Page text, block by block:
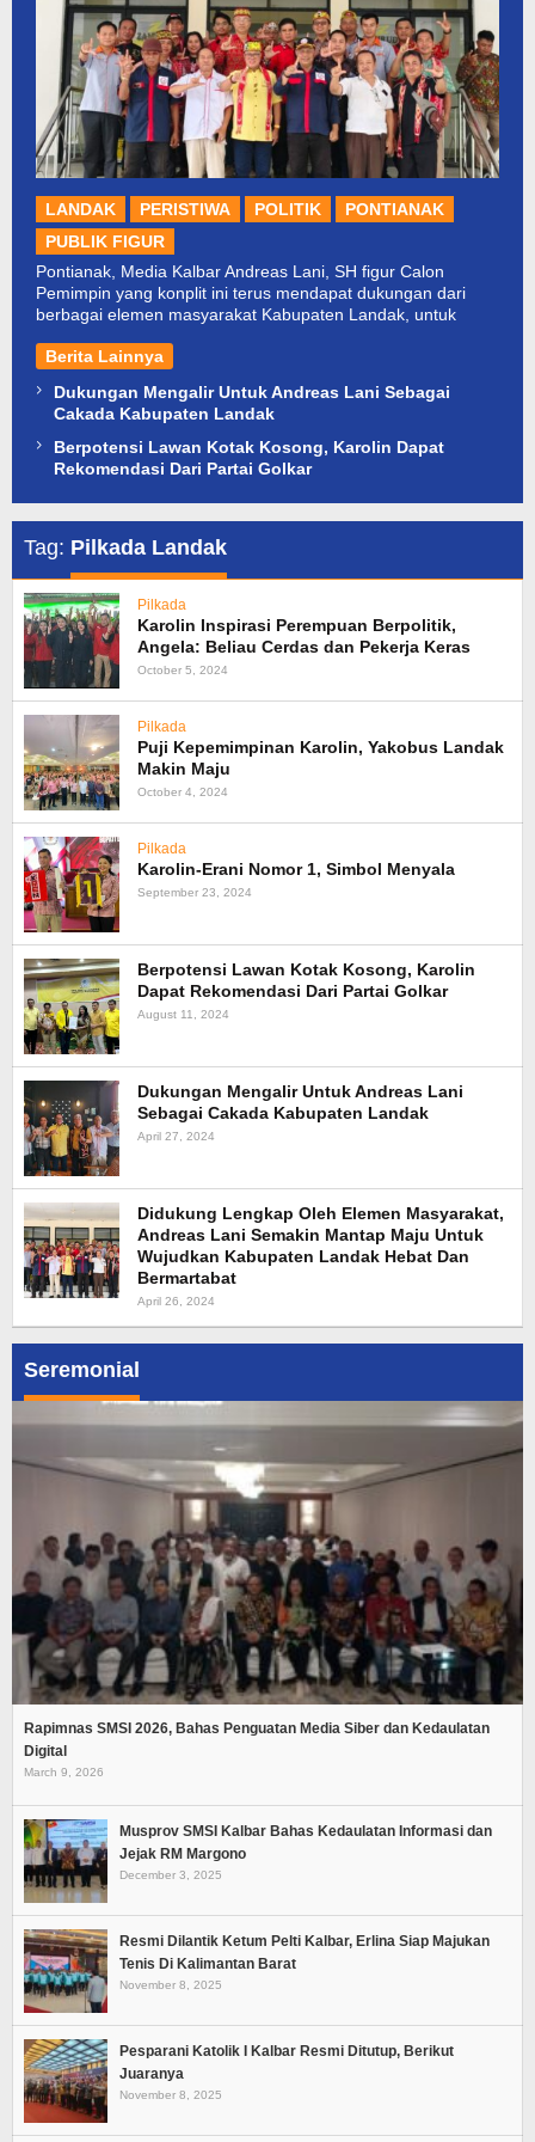
LANDAK PERISTIWA POLITIK
PONTIANAK
PUBLIK FIGUR
Pontianak, Media Kalbar Andreas Lani, SH figur Calon
Pemimpin yang konplit ini terus mendapat dukungan dari
berbagai elemen masyarakat Kabupaten Landak, untuk
Berita Lainnya
Dukungan Mengalir Untuk Andreas Lani Sebagai
Cakada Kabupaten Landak
Berpotensi Lawan Kotak Kosong, Karolin Dapat
Rekomendasi Dari Partai Golkar
Seremonial
Rapimnas SMSI 2026, Bahas Penguatan Media Siber dan Kedaulatan
Digital
March 9, 2026
Musprov SMSI Kalbar Bahas Kedaulatan Informasi dan
Jejak RM Margono
December 3, 2025
Resmi Dilantik Ketum Pelti Kalbar, Erlina Siap Majukan
Tenis Di Kalimantan Barat
November 8, 2025
Pesparani Katolik I Kalbar Resmi Ditutup, Berikut
Juaranya
November 8, 2025
Tag: Pilkada Landak
Pilkada
Karolin Inspirasi Perempuan Berpolitik,
Angela: Beliau Cerdas dan Pekerja Keras
October 5, 2024
Pilkada
Puji Kepemimpinan Karolin, Yakobus Landak
Makin Maju
October 4, 2024
Pilkada
Karolin-Erani Nomor 1, Simbol Menyala
September 23, 2024
Berpotensi Lawan Kotak Kosong, Karolin
Dapat Rekomendasi Dari Partai Golkar
August 11, 2024
Dukungan Mengalir Untuk Andreas Lani
Sebagai Cakada Kabupaten Landak
April 27, 2024
Didukung Lengkap Oleh Elemen Masyarakat,
Andreas Lani Semakin Mantap Maju Untuk
Wujudkan Kabupaten Landak Hebat Dan
Bermartabat
April 26, 2024